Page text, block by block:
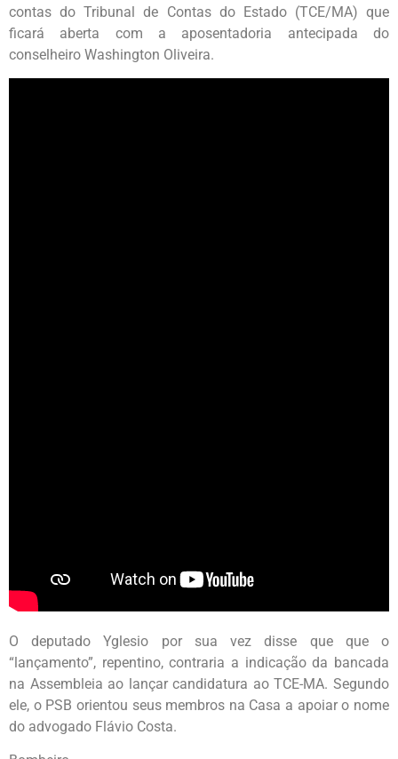
contas do Tribunal de Contas do Estado (TCE/MA) que
ficará aberta com a aposentadoria antecipada do
conselheiro Washington Oliveira.
O deputado Yglesio por sua vez disse que que o
“lançamento”, repentino, contraria a indicação da bancada
na Assembleia ao lançar candidatura ao TCE-MA. Segundo
ele, o PSB orientou seus membros na Casa a apoiar o nome
do advogado Flávio Costa.